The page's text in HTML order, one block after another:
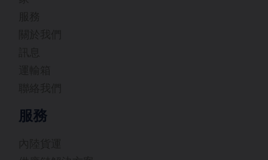
服務